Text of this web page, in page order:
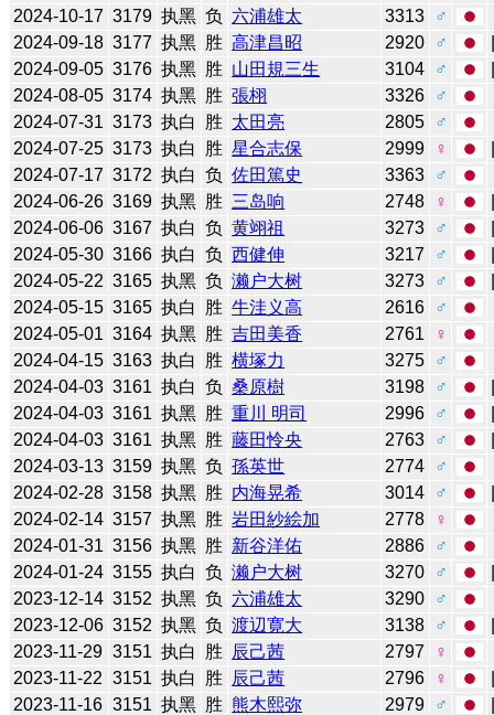
2024-10-17 3179 执黑 负 六浦雄太 3313
♂
2024-09-18 3177 执黑 胜 高津昌昭 2920 ♂
2024-09-05 3176 执黑 胜 山田規三生 3104 ♂
2024-08-05 3174 执黑 胜 張栩 3326
♂
2024-07-31 3173 执白 胜 太田亮 2805
♂
2024-07-25 3173 执白 胜 星合志保 2999 ♀
2024-07-17 3172 执白 负 佐田篤史 3363
♂
2024-06-26 3169 执黑 胜 三岛响 2748 ♀
2024-06-06 3167 执白 负 黄翊祖 3273 ♂
2024-05-30 3166 执白 负 西健伸 3217 ♂
2024-05-22 3165 执黑 负 濑户大树 3273 ♂
2024-05-15 3165 执白 胜 牛洼义高 2616
♂
2024-05-01 3164 执黑 胜 吉田美香 2761
♀
2024-04-15 3163 执白 胜 横塚力 3275
♂
2024-04-03 3161 执白 负 桑原樹 3198 ♂
2024-04-03 3161 执黑 胜 重川 明司 2996 ♂
2024-04-03 3161 执黑 胜 藤田怜央 2763 ♂
2024-03-13 3159 执黑 负 孫英世 2774
♂
2024-02-28 3158 执黑 胜 内海晃希 3014 ♂
2024-02-14 3157 执黑 胜 岩田紗絵加 2778
♀
2024-01-31 3156 执黑 胜 新谷洋佑 2886
♂
2024-01-24 3155 执白 负 濑户大树 3270 ♂
2023-12-14 3152 执黑 负 六浦雄太 3290
♂
2023-12-06 3152 执黑 负 渡辺寛大 3138 ♂
2023-11-29 3151 执白 胜 辰己茜 2797
♀
2023-11-22 3151 执白 胜 辰己茜 2796 ♀
2023-11-16 3151 执黑 胜 熊木熙弥 2979 ♂